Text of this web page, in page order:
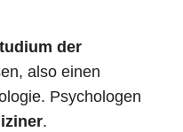
der
also einen
Psychologen
.